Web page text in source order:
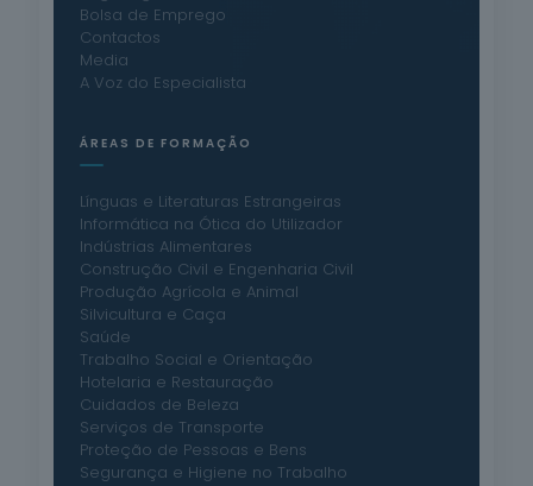
Bolsa de Emprego
Contactos
Media
A Voz do Especialista
ÁREAS DE FORMAÇÃO
Línguas e Literaturas Estrangeiras
Informática na Ótica do Utilizador
Indústrias Alimentares
Construção Civil e Engenharia Civil
Produção Agrícola e Animal
Silvicultura e Caça
Saúde
Trabalho Social e Orientação
Hotelaria e Restauração
Cuidados de Beleza
Serviços de Transporte
Proteção de Pessoas e Bens
Segurança e Higiene no Trabalho